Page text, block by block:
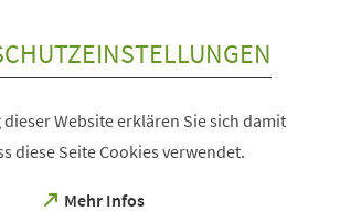
Website erklären Sie sich damit
diese Seite Cookies verwendet.
Mehr Infos
(Öffnet